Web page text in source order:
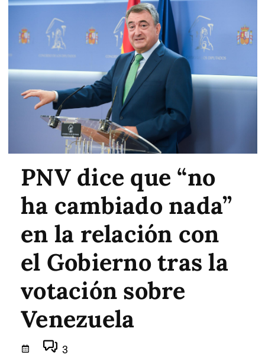
PNV dice que “no
ha cambiado nada”
en la relación con
el Gobierno tras la
votación sobre
Venezuela
3